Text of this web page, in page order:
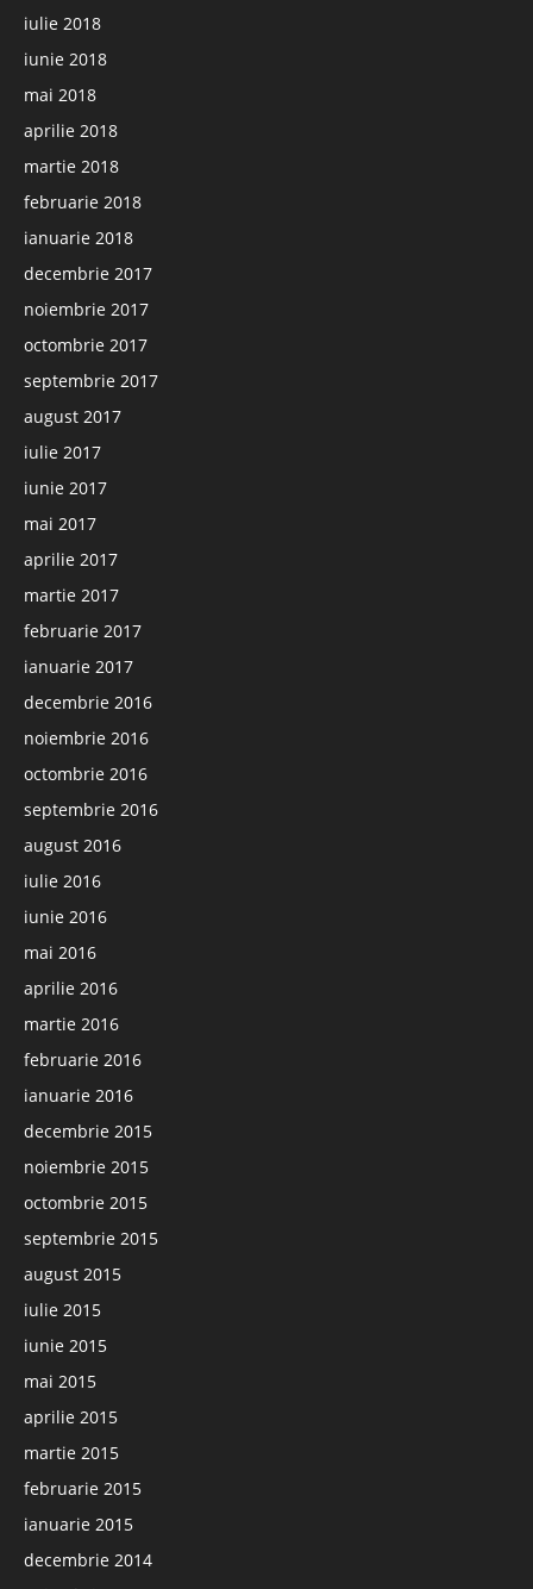
iulie 2018
iunie 2018
mai 2018
aprilie 2018
martie 2018
februarie 2018
ianuarie 2018
decembrie 2017
noiembrie 2017
octombrie 2017
septembrie 2017
august 2017
iulie 2017
iunie 2017
mai 2017
aprilie 2017
martie 2017
februarie 2017
ianuarie 2017
decembrie 2016
noiembrie 2016
octombrie 2016
septembrie 2016
august 2016
iulie 2016
iunie 2016
mai 2016
aprilie 2016
martie 2016
februarie 2016
ianuarie 2016
decembrie 2015
noiembrie 2015
octombrie 2015
septembrie 2015
august 2015
iulie 2015
iunie 2015
mai 2015
aprilie 2015
martie 2015
februarie 2015
ianuarie 2015
decembrie 2014